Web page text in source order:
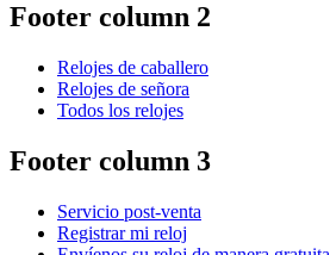
Footer column 2
Relojes de caballero
Relojes de señora
Todos los relojes
Footer column 3
Servicio post-venta
Registrar mi reloj